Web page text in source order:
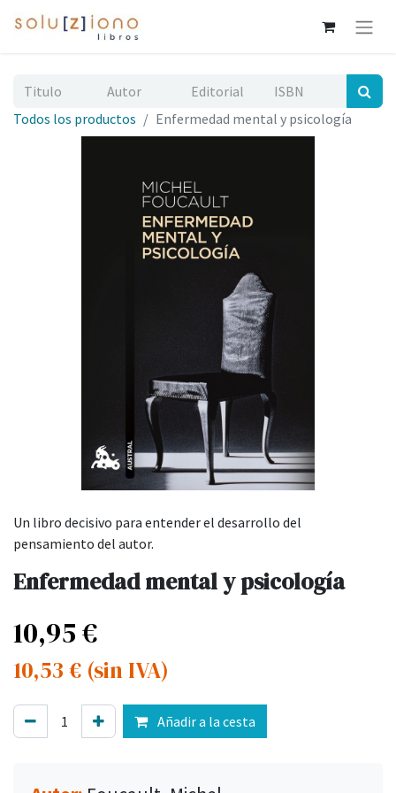
Todos los productos Enfermedad mental y psicología
Un libro decisivo para entender el desarrollo del
pensamiento del autor.
Enfermedad mental y psicología
10,95€
10,53 € (sin IVA)
Añadir a la cesta